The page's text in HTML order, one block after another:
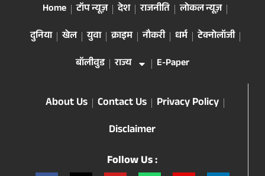
Home
टॉप न्यूज़ देश राजनीति
लोकल न्यूज़
दुनिया
खेल युवा क्राइम नौकरी धर्म
टेक्नोलॉजी
बॉलीवुड
राज्य E-Paper
About Us Contact Us
Privacy Policy
Disclaimer
Follow Us :